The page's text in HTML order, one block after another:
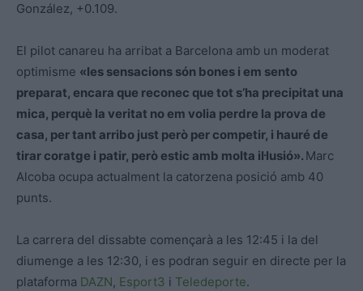
González, +0.109.
El pilot canareu ha arribat a Barcelona amb un moderat
optimisme «les sensacions són bones i em sento
preparat, encara que reconec que tot s’ha precipitat una
mica, perquè la veritat no em volia perdre la prova de
casa, per tant arribo just però per competir, i hauré de
tirar coratge i patir, però estic amb molta il·lusió». Marc
Alcoba ocupa actualment la catorzena posició amb 40
punts.
La carrera del dissabte començarà a les 12:45 i la del
diumenge a les 12:30, i es podran seguir en directe per la
plataforma DAZN, Esport3 i Teledeporte.